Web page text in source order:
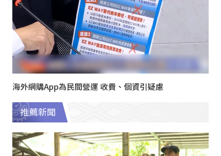
海外網購App為民間營運 收費、個資引疑慮
推薦新聞